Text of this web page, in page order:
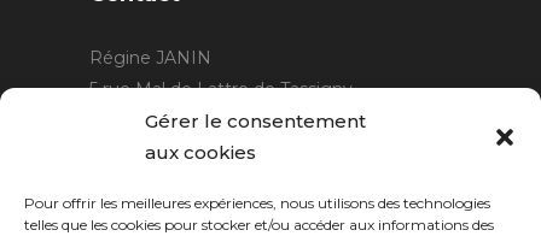
Gérer le consentement
aux cookies
Pour offrir les meilleures expériences, nous utilisons des technologies
telles que les cookies pour stocker et/ou accéder aux informations des
Régine JANIN
5 rue Mal de Lattre de Tassigny
21220 Gevrey Chambertin
06 15 15 80 29
Horaires :sur rendez-vous.